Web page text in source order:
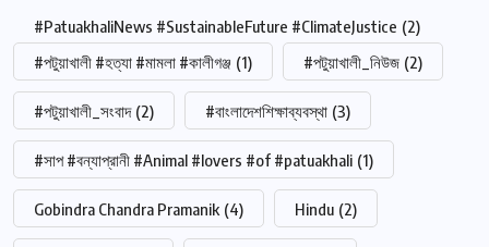
#PatuakhaliNews #SustainableFuture #ClimateJustice (2)
#পটুয়াখালী #হত্যা #মামলা #কালীগঞ্জ (1) #পটুয়াখালী_নিউজ (2)
#পটুয়াখালী_সংবাদ (2) #বাংলাদেশশিক্ষাব্যবস্থা (3)
#সাপ #বন্যাপ্রানী #Animal #lovers #of #patuakhali (1)
Gobindra Chandra Pramanik (4) Hindu (2)